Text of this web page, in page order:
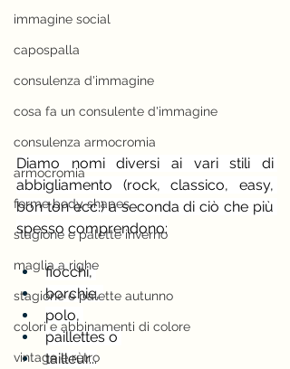
immagine social
capospalla
consulenza d'immagine
cosa fa un consulente d'immagine
consulenza armocromia
armocromia
forme body shapes
stagione e palette inverno
maglia a righe
stagione e palette autunno
colori e abbinamenti di colore
vintage e rètro
Diamo nomi diversi ai vari stili di
abbigliamento (rock, classico, easy,
bon ton ecc.) a seconda di ciò che più
spesso comprendono:
fiocchi,
borchie,
polo,
paillettes o
tailleur...